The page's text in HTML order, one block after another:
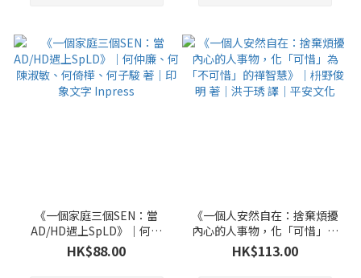
《一個家庭三個SEN：當
AD/HD遇上SpLD》｜何仲
廉、何陳淑敏、何倚樺、何子
駿 著｜印象文字 Inpress
HK$88.00
《一個人安然自在：捨棄煩擾
內心的人事物，化「可惜」為
「不可惜」的禪智慧》｜枡野
俊明 著｜洪于琇 譯｜平安文
HK$113.00